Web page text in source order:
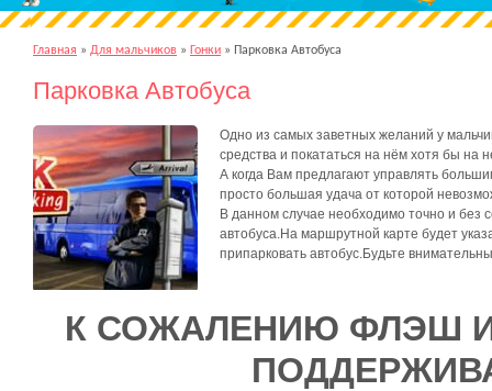
Главная » Для мальчиков » Гонки » Парковка Автобуса
Парковка Автобуса
Одно из самых заветных желаний у
средства и покататься на нём хотя бы на
А когда Вам предлагают управлять
просто большая удача от которой
В данном случае необходимо точно и без
автобуса.На маршрутной карте будет
припарковать автобус.Будьте
К СОЖАЛЕНИЮ ФЛЭШ